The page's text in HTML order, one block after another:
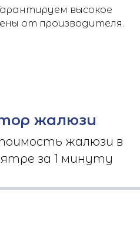
высокое
от производителя.
жалюзи
жалюзи в
за 1 минуту